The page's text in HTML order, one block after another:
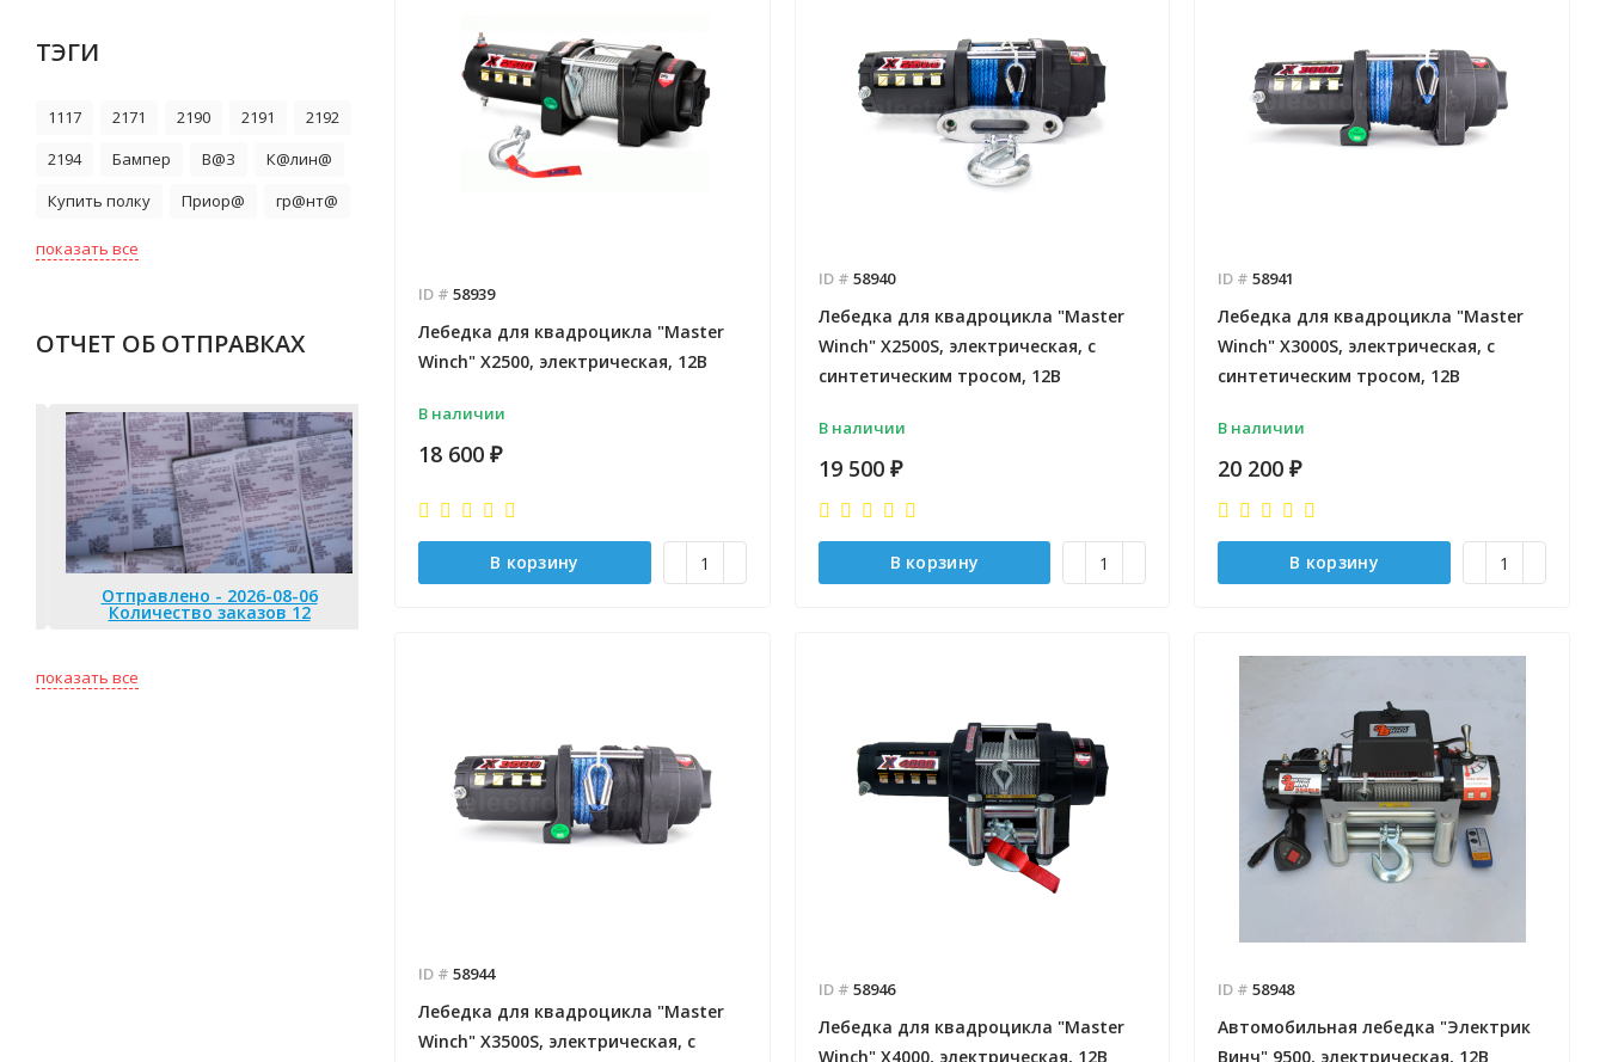
ТЭГИ
1117 2171 2190 2191
2192
2194
Бампер В@З
К@лин@
Купить полку
Приор@ гр@нт@
показать все
ОТЧЕТ ОБ ОТПРАВКАХ
Отправлено - 2026-08-06
Количество заказов 12
показать все
ID # 58939
Лебедка для квадроцикла "Master
Winch" Х2500, электрическая, 12В
В наличии
18 600 ₽
В корзину
ID # 58940
Лебедка для квадроцикла "Master
Winch" Х2500S, электрическая, с
синтетическим тросом, 12В
В наличии
19 500 ₽
В корзину
ID #58941
Лебедка для квадроцикла "Master
Winch" Х3000S, электрическая, с
синтетическим тросом, 12В
В наличии
20 200₽
В корзину
ID # 58944
Лебедка для квадроцикла "Master
Winch" Х3500S, электрическая, с
ID # 58946
Лебедка для квадроцикла "Master
Winch" Х4000, электрическая, 12В
ID #58948
Автомобильная лебедка "Электрик
Винч" 9500, электрическая, 12В